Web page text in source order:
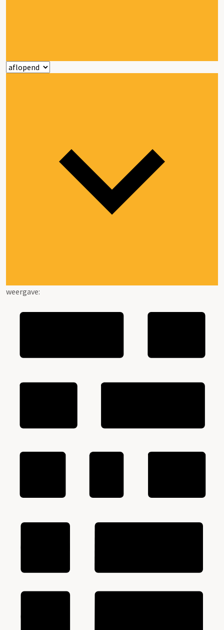
weergave: